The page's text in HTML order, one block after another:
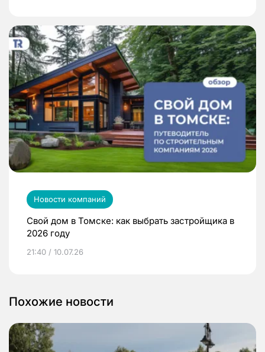
Новости компаний
Свой дом в Томске: как выбрать застройщика в
2026 году
21:40 / 10.07.26
Похожие новости